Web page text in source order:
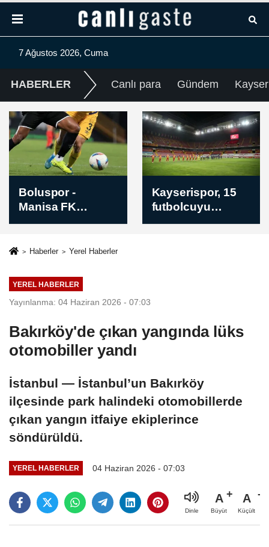
7 Ağustos 2026, Cuma
HABERLER Canlı para Gündem
Kayserispor, 15
futbolcuyu
kadrosuna kattı
Futbol: Trendyol
1. Lig
Haberler Yerel Haberler
YEREL HABERLER
Yayınlanma: 04 Haziran 2026 - 07:03
Bakırköy'de çıkan yangında lüks
otomobiller yandı
İstanbul — İstanbul’un Bakırköy
ilçesinde park halindeki otomobillerde
çıkan yangın itfaiye ekiplerince
söndürüldü.
YEREL HABERLER 04 Haziran 2026 - 07:03
Dinle
A
Büyüt
A
Küçült